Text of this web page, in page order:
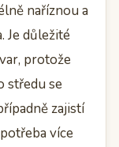
naříznou a
Je důležité
protože
středu se
zajistí
více